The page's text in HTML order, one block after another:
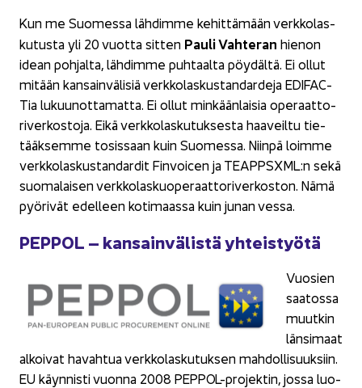
Kun me Suo­mes­sa läh­dim­me ke­hit­tä­mään verk­ko­las­
ku­tus­ta yli 20 vuot­ta sit­ten Pauli Vah­te­ran hie­non
idean poh­jal­ta, läh­dim­me puh­taal­ta pöy­däl­tä. Ei ollut
mi­tään kan­sain­vä­li­siä verk­ko­las­kus­tan­dar­de­ja EDI­FAC­
Tia lu­kuu­not­ta­mat­ta. Ei ollut min­kään­lai­sia ope­raat­to­
ri­ver­kos­to­ja. Eikä verk­ko­las­ku­tuk­ses­ta haa­veil­tu tie­
tääk­sem­me to­sis­saan kuin Suo­mes­sa. Niin­pä loim­me
verk­ko­las­kus­tan­dar­dit Fin­voicen ja TEAPPSXML:n sekä
suo­ma­lai­sen verk­ko­las­kuo­pe­raat­to­ri­ver­kos­ton. Nämä
pyö­ri­vät edel­leen ko­ti­maas­sa kuin junan vessa.
PEP­POL – kan­sain­vä­lis­tä yh­teis­työ­tä
Vuo­sien
saa­tos­sa
muut­kin
län­si­maat
al­koi­vat ha­vah­tua verk­ko­las­ku­tuk­sen mah­dol­li­suuk­siin.
EU käyn­nis­ti vuon­na 2008 PEPPOL-​projektin, jossa luo­